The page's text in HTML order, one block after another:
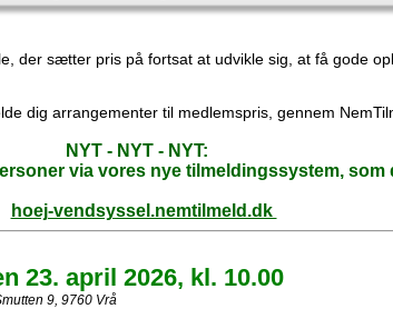
der sætter pris på fortsat at udvikle sig, at få gode
dig arrangementer til medlemspris, gennem
NYT - NYT - NYT:
via vores nye tilmeldingssystem, som
hoej-vendsyssel.nemtilmeld.dk
23. april 2026, kl. 10.00
9, 9760 Vrå